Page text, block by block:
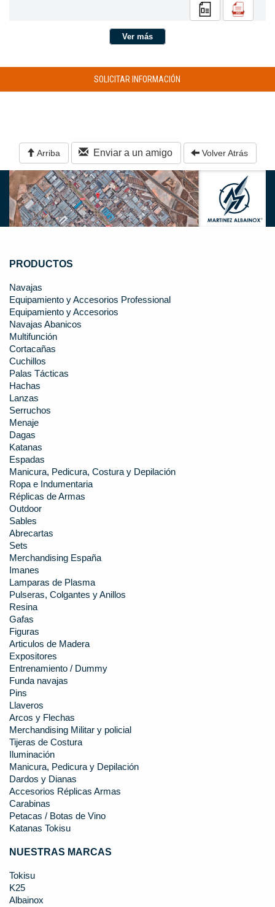
Ver más
SOLICITAR INFORMACIÓN
Arriba Enviar a un amigo Volver Atrás
PRODUCTOS
Navajas
Equipamiento y Accesorios Professional
Equipamiento y Accesorios
Navajas Abanicos
Multifunción
Cortacañas
Cuchillos
Palas Tácticas
Hachas
Lanzas
Serruchos
Menaje
Dagas
Katanas
Espadas
Manicura, Pedicura, Costura y Depilación
Ropa e Indumentaria
Réplicas de Armas
Outdoor
Sables
Abrecartas
Sets
Merchandising España
Imanes
Lamparas de Plasma
Pulseras, Colgantes y Anillos
Resina
Gafas
Figuras
Articulos de Madera
Expositores
Entrenamiento / Dummy
Funda navajas
Pins
Llaveros
Arcos y Flechas
Merchandising Militar y policial
Tijeras de Costura
Iluminación
Manicura, Pedicura y Depilación
Dardos y Dianas
Accesorios Réplicas Armas
Carabinas
Petacas / Botas de Vino
Katanas Tokisu
NUESTRAS MARCAS
Tokisu
K25
Albainox